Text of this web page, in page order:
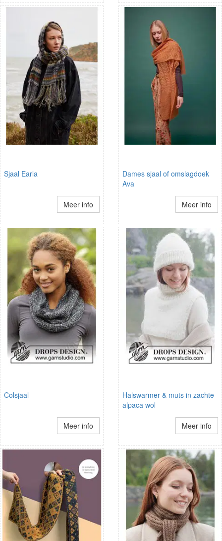
Sjaal Earla
Meer info
Dames sjaal of omslagdoek
Ava
Meer info
Colsjaal
Meer info
Halswarmer & muts in zachte
alpaca wol
Meer info